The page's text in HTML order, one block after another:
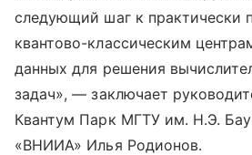
следующий шаг к практически
квантово-классическим
данных для решения
задач», — заключает
Квантум Парк МГТУ им. Н.Э.
«ВНИИА» Илья Родионов.